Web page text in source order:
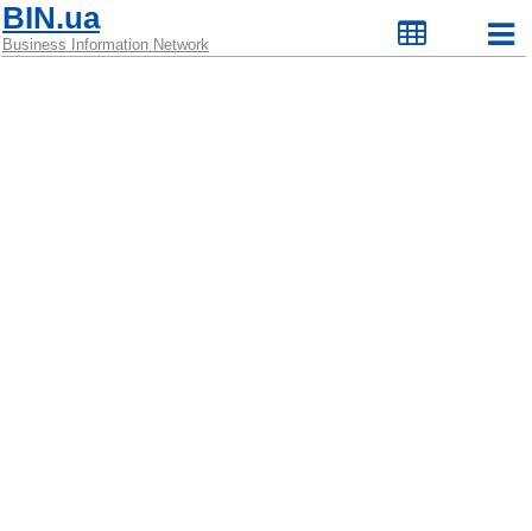
BIN.ua
Business Information Network